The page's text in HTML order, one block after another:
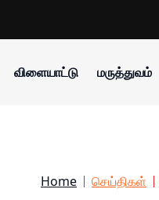
விளையாட்டு மருத்துவம்
Home செய்திகள்